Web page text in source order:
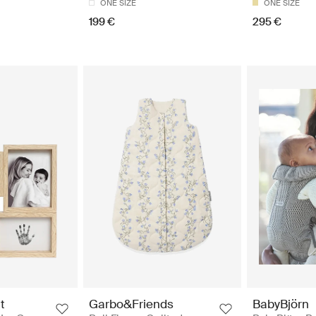
ONE SIZE
199 €
ONE SIZE
295 €
Garbo&Friends BabyBjörn